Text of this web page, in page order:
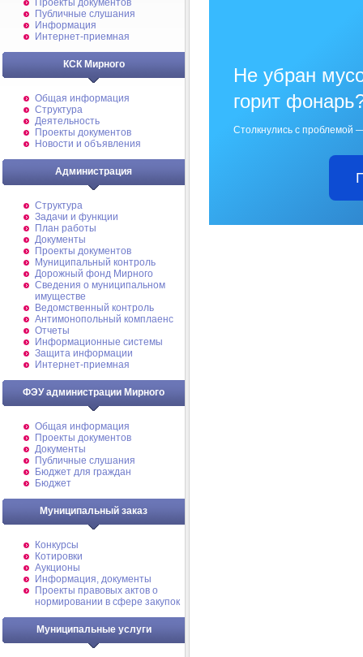
Проекты документов
Публичные слушания
Информация
Интернет-приемная
КСК Мирного
Общая информация
Структура
Деятельность
Проекты документов
Новости и объявления
Администрация
Структура
Задачи и функции
План работы
Документы
Проекты документов
Муниципальный контроль
Дорожный фонд Мирного
Cведения о муниципальном
имуществе
Ведомственный контроль
Антимонопольный комплаенс
Отчеты
Информационные системы
Защита информации
Интернет-приемная
ФЭУ администрации Мирного
Общая информация
Проекты документов
Документы
Публичные слушания
Бюджет для граждан
Бюджет
Муниципальный заказ
Конкурсы
Котировки
Аукционы
Информация, документы
Проекты правовых актов о
нормировании в сфере закупок
Муниципальные услуги
Не убран
горит
Столкнулись с проблемой